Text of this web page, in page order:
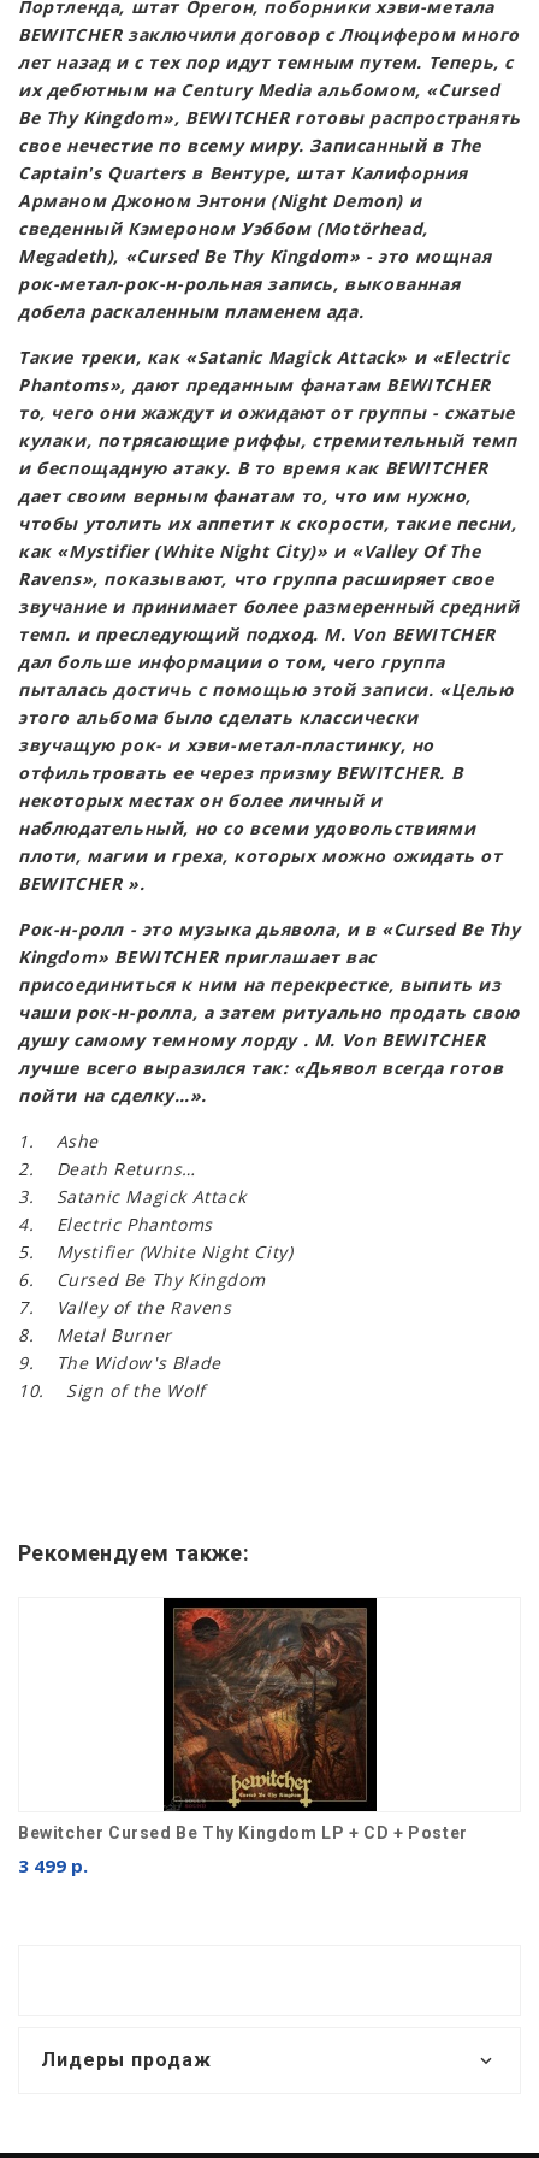
Портленда, штат Орегон, поборники хэви-метала
BEWITCHER заключили договор с Люцифером много
лет назад и с тех пор идут темным путем. Теперь, с
их дебютным на Century Media альбомом, «Cursed
Be Thy Kingdom», BEWITCHER готовы распространять
свое нечестие по всему миру. Записанный в The
Captain's Quarters в Вентуре, штат Калифорния
Арманом Джоном Энтони (Night Demon) и
сведенный Кэмероном Уэббом (Motörhead,
Megadeth), «Cursed Be Thy Kingdom» - это мощная
рок-метал-рок-н-рольная запись, выкованная
добела раскаленным пламенем ада.
Такие треки, как «Satanic Magick Attack» и «Electric
Phantoms», дают преданным фанатам BEWITCHER
то, чего они жаждут и ожидают от группы - сжатые
кулаки, потрясающие риффы, стремительный темп
и беспощадную атаку. В то время как BEWITCHER
дает своим верным фанатам то, что им нужно,
чтобы утолить их аппетит к скорости, такие песни,
как «Mystifier (White Night City)» и «Valley Of The
Ravens», показывают, что группа расширяет свое
звучание и принимает более размеренный средний
темп. и преследующий подход. M. Von BEWITCHER
дал больше информации о том, чего группа
пыталась достичь с помощью этой записи. «Целью
этого альбома было сделать классически
звучащую рок- и хэви-метал-пластинку, но
отфильтровать ее через призму BEWITCHER. В
некоторых местах он более личный и
наблюдательный, но со всеми удовольствиями
плоти, магии и греха, которых можно ожидать от
BEWITCHER ».
Рок-н-ролл - это музыка дьявола, и в «Cursed Be Thy
Kingdom» BEWITCHER приглашает вас
присоединиться к ним на перекрестке, выпить из
чаши рок-н-ролла, а затем ритуально продать свою
душу самому темному лорду . M. Von BEWITCHER
лучше всего выразился так: «Дьявол всегда готов
пойти на сделку…».
1. Ashe
2. Death Returns…
3. Satanic Magick Attack
4. Electric Phantoms
5. Mystifier (White Night City)
6. Cursed Be Thy Kingdom
7. Valley of the Ravens
8. Metal Burner
9. The Widow's Blade
10. Sign of the Wolf
Рекомендуем также:
Bewitcher Cursed Be Thy Kingdom LP + CD + Poster
3 499 р.
Лидеры продаж